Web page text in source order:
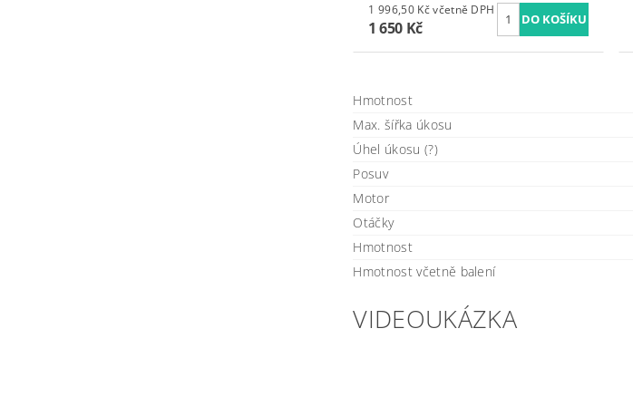
1 996,50 Kč včetně DPH
1 650 Kč
Hmotnost
Max. šířka úkosu
Úhel úkosu (?)
Posuv
Motor
Otáčky
Hmotnost
Hmotnost včetně balení
VIDEOUKÁZKA